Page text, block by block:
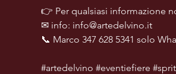
👉 Per qualsiasi informazione
✉ info: info@artedelvino.it
📞 Marco 347 628 5341 solo
#artedelvino #eventiefiere